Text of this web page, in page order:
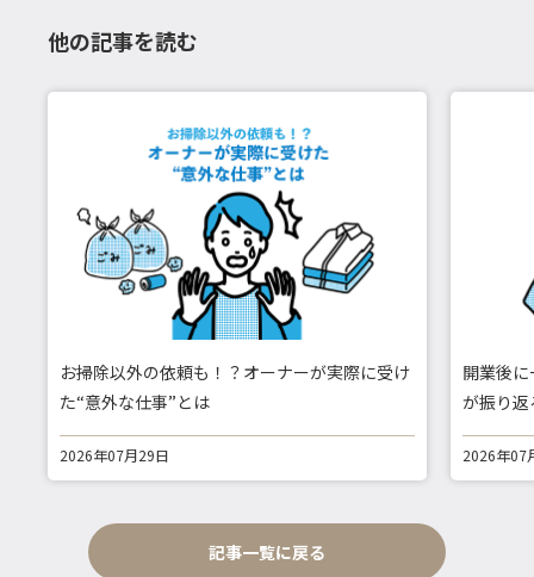
他の記事を読む
お掃除以外の依頼も！？オーナーが実際に受け
た“意外な仕事”とは
2026年07月29日
開業後
が振り
2026年07
記事一覧に戻る